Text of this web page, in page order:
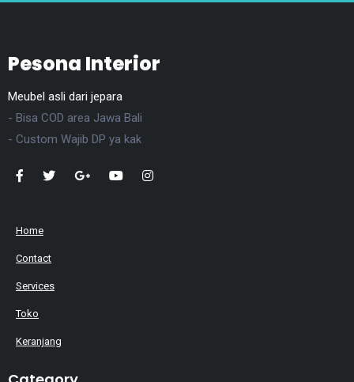
Pesona Interior
Meubel asli dari jepara
- Bisa COD area Jawa Bali
- Custom Wajib DP ya kak
Home
Contact
Services
Toko
Keranjang